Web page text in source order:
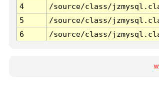
4
/source/class/
5
/source/class/
6
/source/class/